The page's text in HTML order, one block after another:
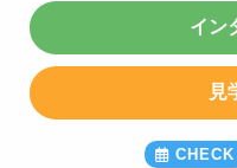
イン
見